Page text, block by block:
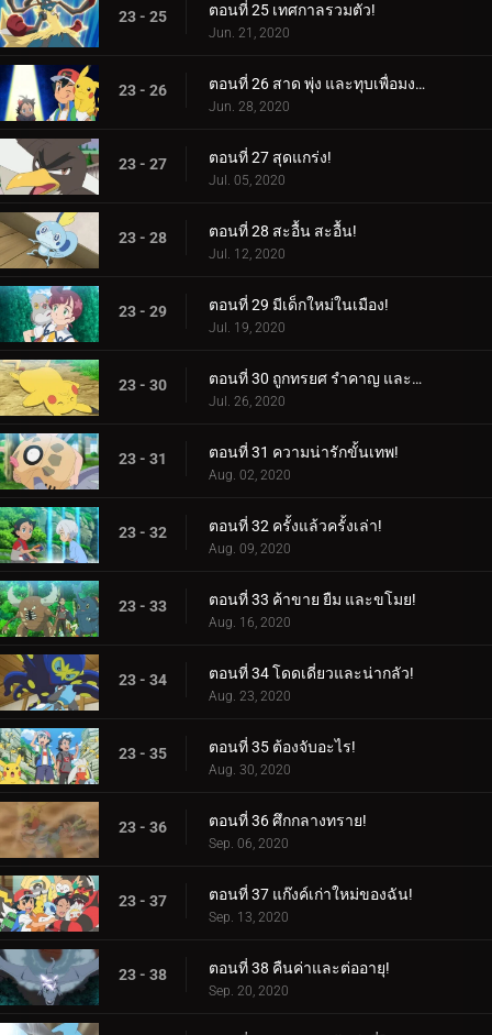
23 - 25 ตอนที่ 25 เทศกาลรวมตัว!
Jun. 21, 2020
23 - 26 ตอนที่ 26 สาด พุ่ง และทุบเพื่อมงกุฎ! / การครองมงกุฎ!
Jun. 28, 2020
23 - 27 ตอนที่ 27 สุดแกร่ง!
Jul. 05, 2020
23 - 28 ตอนที่ 28 สะอื้น สะอื้น!
Jul. 12, 2020
23 - 29 ตอนที่ 29 มีเด็กใหม่ในเมือง!
Jul. 19, 2020
23 - 30 ตอนที่ 30 ถูกทรยศ รำคาญ และถูกกดดัน!
Jul. 26, 2020
23 - 31 ตอนที่ 31 ความน่ารักขั้นเทพ!
Aug. 02, 2020
23 - 32 ตอนที่ 32 ครั้งแล้วครั้งเล่า!
Aug. 09, 2020
23 - 33 ตอนที่ 33 ค้าขาย ยืม และขโมย!
Aug. 16, 2020
23 - 34 ตอนที่ 34 โดดเดี่ยวและน่ากลัว!
Aug. 23, 2020
23 - 35 ตอนที่ 35 ต้องจับอะไร!
Aug. 30, 2020
23 - 36 ตอนที่ 36 ศึกกลางทราย!
Sep. 06, 2020
23 - 37 ตอนที่ 37 แก๊งค์เก่าใหม่ของฉัน!
Sep. 13, 2020
23 - 38 ตอนที่ 38 คืนค่าและต่ออายุ!
Sep. 20, 2020